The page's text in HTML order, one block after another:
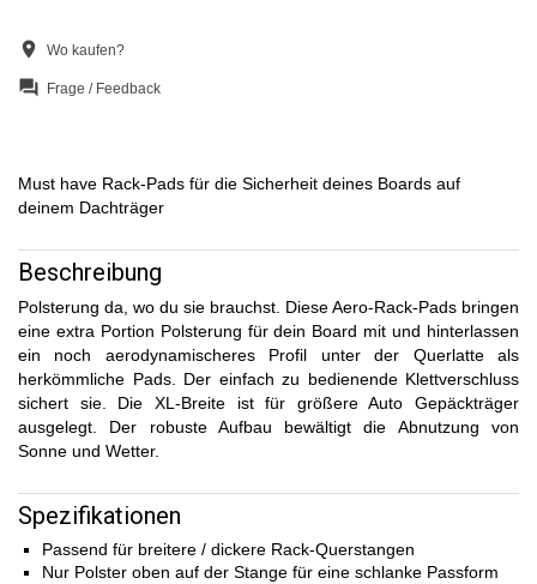
location_on Wo kaufen?
question_answer Frage / Feedback
Must have Rack-Pads für die Sicherheit deines Boards auf
deinem Dachträger
Beschreibung
Polsterung da, wo du sie brauchst. Diese Aero-Rack-Pads bringen
eine extra Portion Polsterung für dein Board mit und hinterlassen
ein noch aerodynamischeres Profil unter der Querlatte als
herkömmliche Pads. Der einfach zu bedienende Klettverschluss
sichert sie. Die XL-Breite ist für größere Auto Gepäckträger
ausgelegt. Der robuste Aufbau bewältigt die Abnutzung von
Sonne und Wetter.
Spezifikationen
Passend für breitere / dickere Rack-Querstangen
Nur Polster oben auf der Stange für eine schlanke Passform